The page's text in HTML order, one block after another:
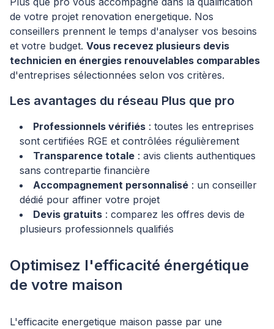
de votre projet renovation energetique. Nos
conseillers prennent le temps d'analyser vos besoins
et votre budget. Vous recevez plusieurs devis
technicien en énergies renouvelables comparables
d'entreprises sélectionnées selon vos critères.
Les avantages du réseau Plus que pro
Professionnels vérifiés : toutes les entreprises
sont certifiées RGE et contrôlées régulièrement
Transparence totale : avis clients authentiques
sans contrepartie financière
Accompagnement personnalisé : un conseiller
dédié pour affiner votre projet
Devis gratuits : comparez les offres devis de
plusieurs professionnels qualifiés
Optimisez l'efficacité énergétique
de votre maison
L'efficacite energetique maison passe par une